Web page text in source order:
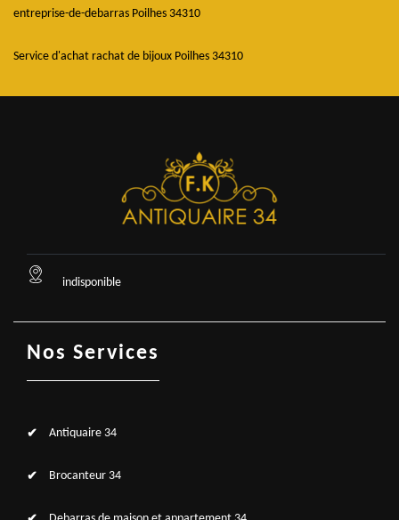
entreprise-de-debarras Poilhes 34310
Service d'achat rachat de bijoux Poilhes 34310
indisponible
Nos Services
Antiquaire 34
Brocanteur 34